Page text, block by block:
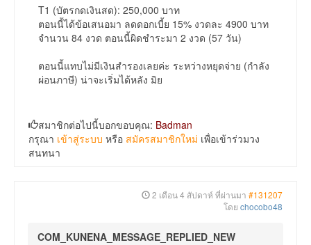
T1 (บัตรกดเงินสด): 250,000 บาท
ตอนนี้ได้ข้อเสนอมา ลดดอกเบี้ย 15% งวดละ 4900 บาท
จำนวน 84 งวด ตอนนี้ผิดชำระมา 2 งวด (57 วัน)
ตอนนี้แทบไม่มีเงินสำรองเลยค่ะ ระหว่างหยุดจ่าย (กำลัง
ผ่อนภาษี) น่าจะเริ่มได้หลัง มิย
สมาชิกต่อไปนี้บอกขอบคุณ: Badman
กรุณา เข้าสู่ระบบ หรือ สมัครสมาชิกใหม่ เพื่อเข้าร่วมวง
สนทนา
2 เดือน 4 สัปดาห์ ที่ผ่านมา #131207
โดย chocobo48
COM_KUNENA_MESSAGE_REPLIED_NEW